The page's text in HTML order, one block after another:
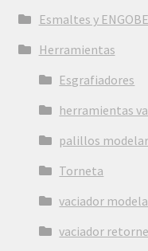
Esmaltes y
Herramientas
Esgrafiadores
herramientas
palillos modelar
Torneta
vaciador
vaciador